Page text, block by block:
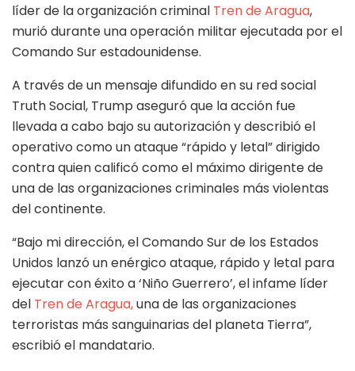
líder de la organización criminal Tren de Aragua,
murió durante una operación militar ejecutada por el
Comando Sur estadounidense.
A través de un mensaje difundido en su red social
Truth Social, Trump aseguró que la acción fue
llevada a cabo bajo su autorización y describió el
operativo como un ataque “rápido y letal” dirigido
contra quien calificó como el máximo dirigente de
una de las organizaciones criminales más violentas
del continente.
“Bajo mi dirección, el Comando Sur de los Estados
Unidos lanzó un enérgico ataque, rápido y letal para
ejecutar con éxito a ‘Niño Guerrero’, el infame líder
del Tren de Aragua,una de las organizaciones
terroristas más sanguinarias del planeta Tierra”,
escribió el mandatario.